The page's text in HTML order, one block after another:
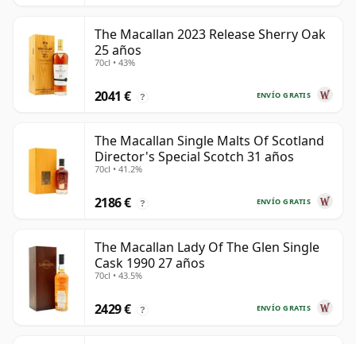
The Macallan 2023 Release Sherry Oak
25 años
70cl • 43%
ENVÍO GRATIS
2041 € ?
The Macallan Single Malts Of Scotland
Director's Special Scotch 31 años
70cl • 41.2%
ENVÍO GRATIS
2186 € ?
The Macallan Lady Of The Glen Single
Cask 1990 27 años
70cl • 43.5%
ENVÍO GRATIS
2429 € ?